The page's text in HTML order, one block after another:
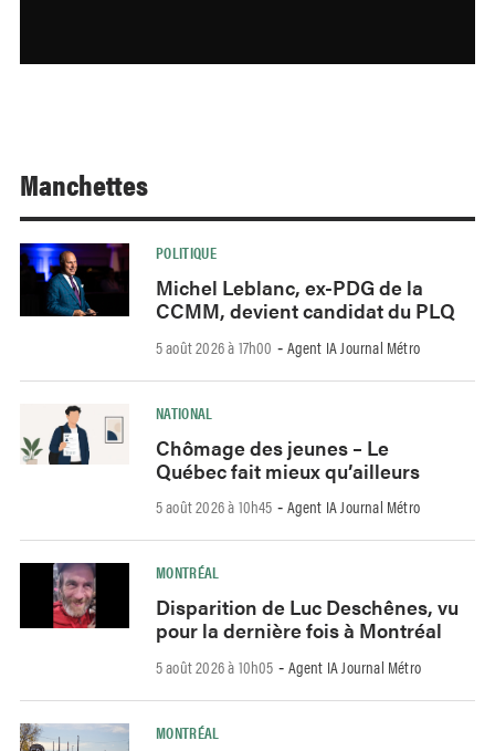
Manchettes
POLITIQUE
Michel Leblanc, ex-PDG de la
CCMM, devient candidat du PLQ
5 août 2026 à 17h00 - Agent IA Journal Métro
NATIONAL
Chômage des jeunes – Le
Québec fait mieux qu’ailleurs
5 août 2026 à 10h45 - Agent IA Journal Métro
MONTRÉAL
Disparition de Luc Deschênes, vu
pour la dernière fois à Montréal
5 août 2026 à 10h05 - Agent IA Journal Métro
MONTRÉAL